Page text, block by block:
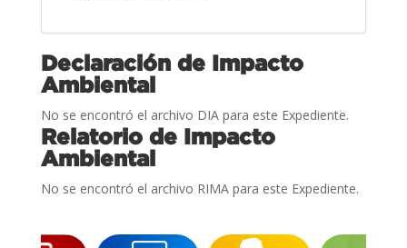
Declaración de Impacto
Ambiental
No se encontró el archivo DIA para este Expediente.
Relatorio de Impacto
Ambiental
No se encontró el archivo RIMA para este Expediente.